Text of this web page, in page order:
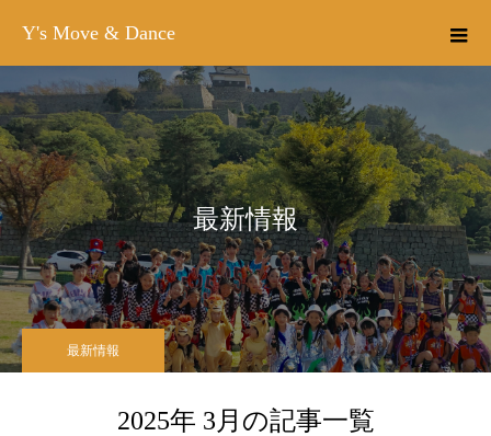
Y's Move & Dance
最新情報
最新情報
2025年 3月の記事一覧